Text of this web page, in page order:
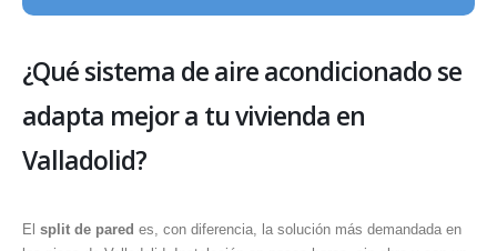
¿Qué sistema de aire acondicionado se
adapta mejor a tu vivienda en
Valladolid?
El split de pared es, con diferencia, la solución más demandada en